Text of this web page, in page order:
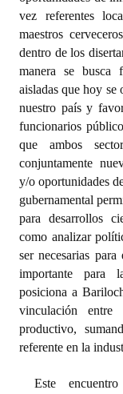
Datos Históricos
Premio al Mérito -
Audiencias
Mujeres que
Periodistas
Ciudadano Ilustre
Banca del Vecino
Huéspedes de
Antiguos
Reconocimientos
Bariloche,
Entrega de
vez referentes
maestros
dentro de los
manera se busca
aisladas que hoy se
nuestro país y
funcionarios
que ambos
conjuntamente
y/o oportunidades
gubernamental
para desarrollos
como analizar
ser necesarias
importante para
posiciona a
vinculación
productivo,
referente en la
Este